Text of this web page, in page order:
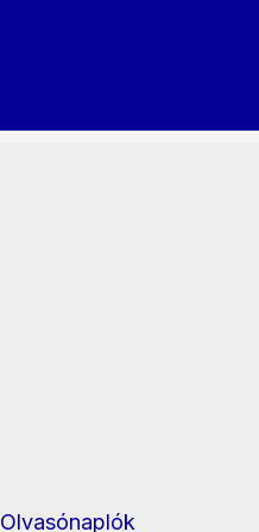
Olvasónaplók